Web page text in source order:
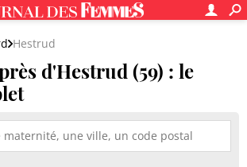
Hestrud
d'Hestrud (59) : le